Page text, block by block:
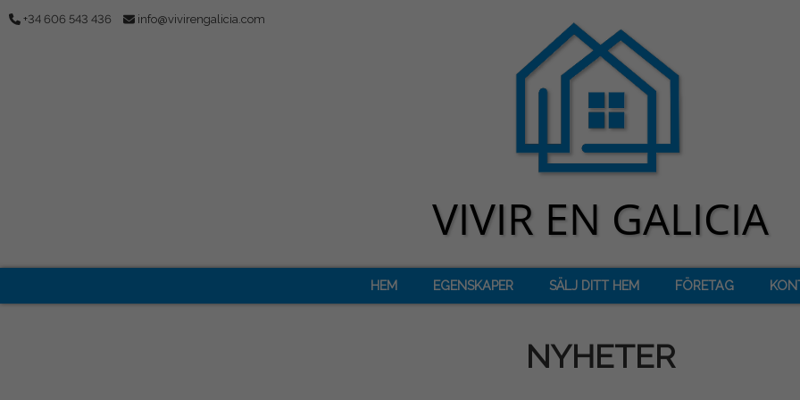
+34 606 543 436 info@vivirengalicia.com
HEM EGENSKAPER SÄLJ DITT HEM FÖRETAG
NYHETER